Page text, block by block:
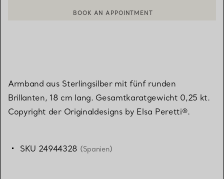
EINEN KUNDENBERATER KONTAKTIEREN ODER EINEN
Armband aus Sterlingsilber mit fünf runden
Brillanten, 18 cm lang. Gesamtkaratgewicht 0,25 kt.
Copyright der Originaldesigns by Elsa Peretti®.
SKU 24944328 (Spanien)